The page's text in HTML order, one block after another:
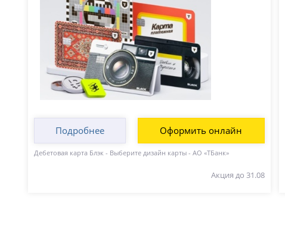
Подробнее Оформить онлайн
Дебетовая карта Блэк - Выберите дизайн карты - АО «ТБанк»
Акция до 31.08